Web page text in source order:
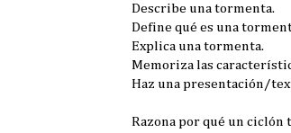
Describe una tormenta.
Define qué es una
Explica una tormenta.
Memoriza las
Haz una presentación/
Razona por qué un ciclón